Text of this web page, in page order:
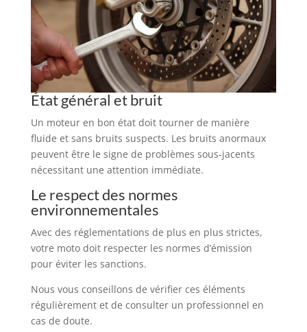
État général et bruit
Un moteur en bon état doit tourner de manière
fluide et sans bruits suspects. Les bruits anormaux
peuvent être le signe de problèmes sous-jacents
nécessitant une attention immédiate.
Le respect des normes
environnementales
Avec des réglementations de plus en plus strictes,
votre moto doit respecter les normes d’émission
pour éviter les sanctions.
Nous vous conseillons de vérifier ces éléments
régulièrement et de consulter un professionnel en
cas de doute.